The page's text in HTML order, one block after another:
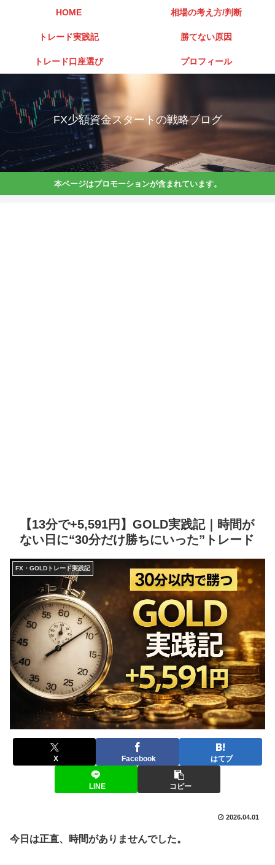
FX少額資金スタートの戦略ブログ
HOME 相場の考え方/判断
トレード実践記 勝てない原因
トレード口座選び プロフィール
本ページはプロモーションが含まれています。
【13分で+5,591円】GOLD実践記｜時間が
ない日に“30分だけ勝ちにいった”トレード
FX・GOLDトレード実践記
X Facebook はてブ
LINE コピー
2026.04.01
今日は正直、時間がありませんでした。